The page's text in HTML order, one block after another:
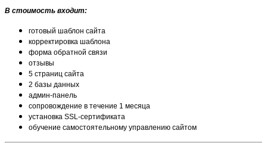
В стоимость входит:
готовый шаблон сайта
корректировка шаблона
форма обратной связи
отзывы
5 страниц сайта
2 базы данных
админ-панель
сопровождение в течение 1 месяца
установка SSL-сертификата
обучение самостоятельному управлению сайтом